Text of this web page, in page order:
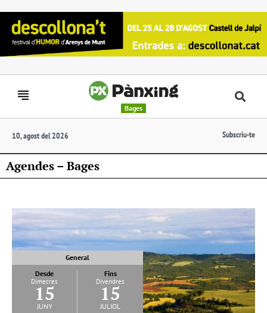
Bages
10, agost del 2026 Subscriu-te
Agendes – Bages
General
Desde
Dimecres
15
juny
Fins
Divendres
15
juliol